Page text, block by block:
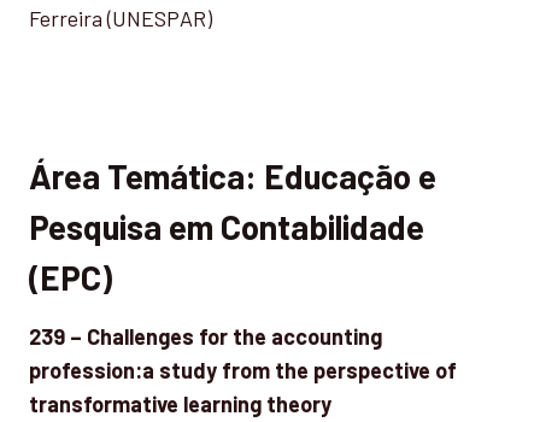
Ferreira (UNESPAR)
Área Temática: Educação e
Pesquisa em Contabilidade
(EPC)
239 – Challenges for the accounting
profession:a study from the perspective of
transformative learning theory